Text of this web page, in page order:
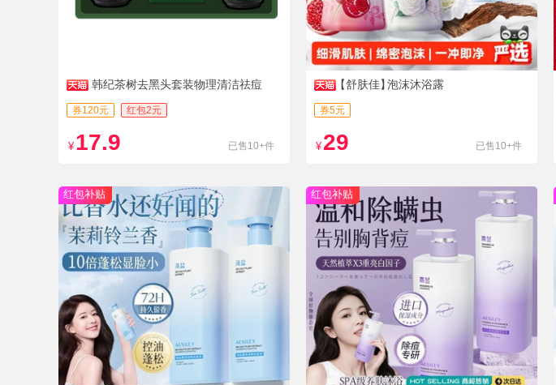
韩纪茶树去黑头套装物理清洁祛痘
券120元 红包2元
¥ 17.9 已售10+件
【舒肤佳】泡沫沐浴露
券5元
¥ 29 已售10+件
红包补贴 红包补贴